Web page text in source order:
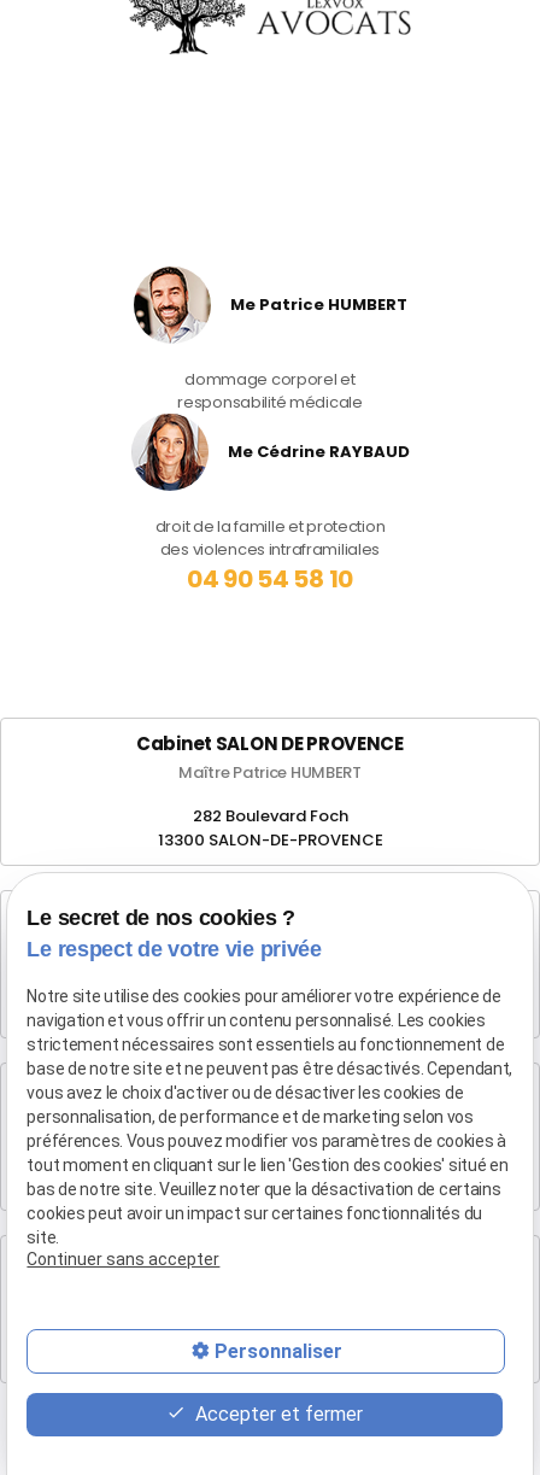
Me Patrice HUMBERT
dommage corporel et
responsabilité médicale
Me Cédrine RAYBAUD
droit de la famille et protection
des violences intraframiliales
04 90 54 58 10
Cabinet SALON DE PROVENCE
Maître Patrice HUMBERT
282 Boulevard Foch
13300 SALON-DE-PROVENCE
Cabinet d'Aix-en-Provence
Maître Patrice HUMBERT
4 rue du Quatre-Septembre
13100 AIX EN PROVENCE
Cabinet de Marseille
Maître Patrice HUMBERT
19 Bd Arthur Michaud
13015 MARSEILLE
Cabinet de Marse
Eden B, 1 bis Rue Antoine de Saint-Exupéry Batiment l
13700 Marignane
Le secret de nos cookies ?
Le respect de votre vie privée
Notre site utilise des cookies pour améliorer votre expérience de
navigation et vous offrir un contenu personnalisé. Les cookies
strictement nécessaires sont essentiels au fonctionnement de
base de notre site et ne peuvent pas être désactivés. Cependant,
vous avez le choix d'activer ou de désactiver les cookies de
personnalisation, de performance et de marketing selon vos
préférences. Vous pouvez modifier vos paramètres de cookies à
tout moment en cliquant sur le lien 'Gestion des cookies' situé en
bas de notre site. Veuillez noter que la désactivation de certains
cookies peut avoir un impact sur certaines fonctionnalités du
site.
Continuer sans accepter
Personnaliser
Accepter et fermer